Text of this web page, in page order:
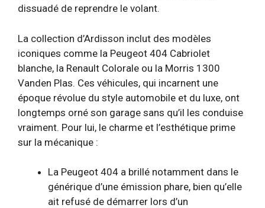
dissuadé de reprendre le volant.
La collection d’Ardisson inclut des modèles
iconiques comme la Peugeot 404 Cabriolet
blanche, la Renault Colorale ou la Morris 1300
Vanden Plas. Ces véhicules, qui incarnent une
époque révolue du style automobile et du luxe, ont
longtemps orné son garage sans qu’il les conduise
vraiment. Pour lui, le charme et l’esthétique prime
sur la mécanique :
La Peugeot 404 a brillé notamment dans le
générique d’une émission phare, bien qu’elle
ait refusé de démarrer lors d’un